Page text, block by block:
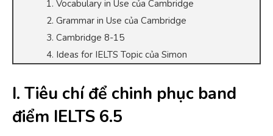
1. Vocabulary in Use của Cambridge
2. Grammar in Use của Cambridge
3. Cambridge 8-15
4. Ideas for IELTS Topic của Simon
I. Tiêu chí để chinh phục band
điểm IELTS 6.5